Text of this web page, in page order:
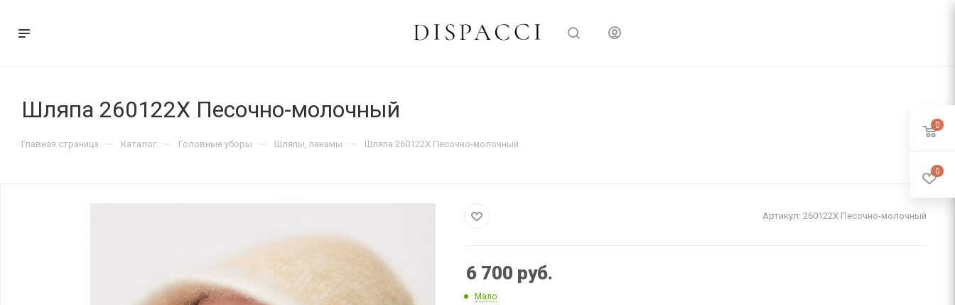
Шляпа 260122X Песочно-молочный
Главная страница — Каталог — Головные уборы — Шляпы, панамы — Шляпа 260122X Песочно-молочный
Артикул: 260122X Песочно-молочный
6 700 руб.
Мало
0
0